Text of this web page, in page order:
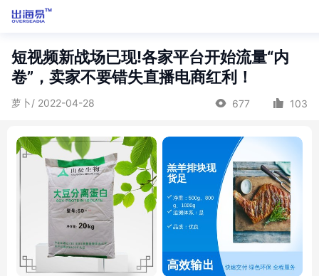
短视频新战场已现!各家平台开始流量“内
卷”，卖家不要错失直播电商红利！
萝卜/ 2022-04-28 677 103